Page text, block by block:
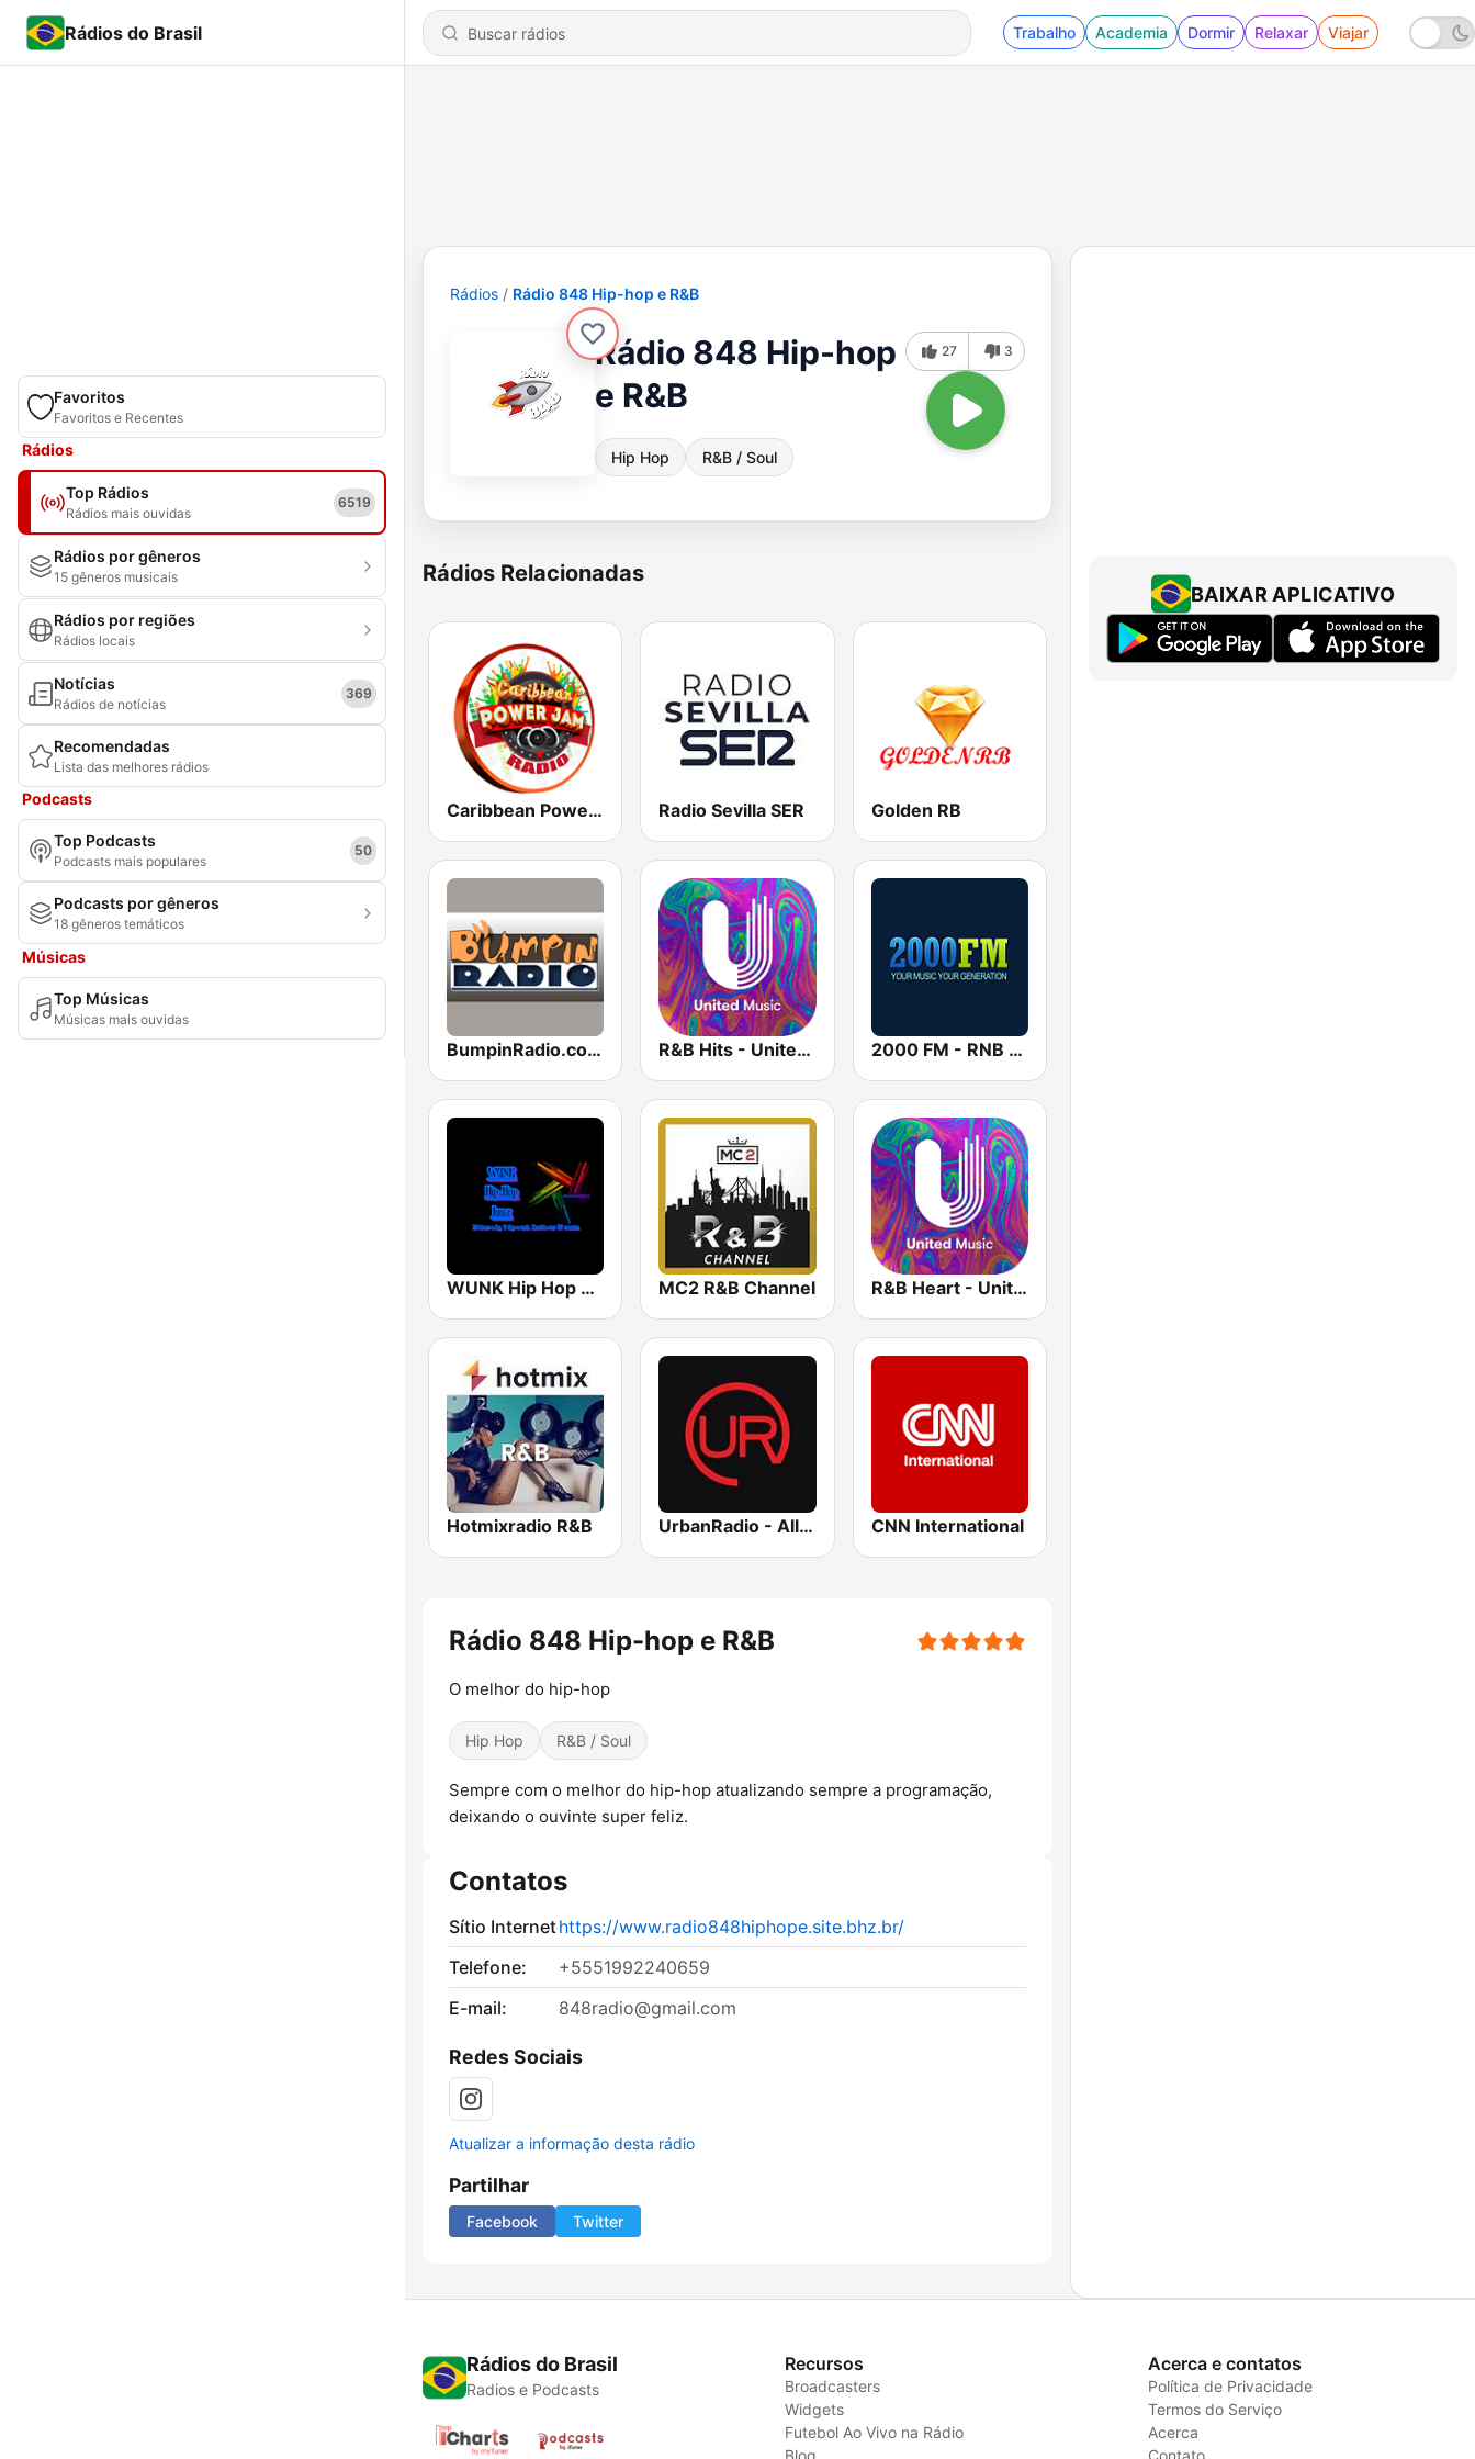
Rádios do Brasil Trabalho Academia Dormir Relaxar Viajar
Favoritos
Favoritos e Recentes
Rádios
Top Rádios
Rádios mais ouvidas
6519
Rádios por gêneros
15 gêneros musicais
Rádios por regiões
Rádios locais
Notícias
Rádios de notícias
369
Recomendadas
Lista das melhores rádios
Podcasts
Top Podcasts
Podcasts mais populares
50
Podcasts por gêneros
18 gêneros temáticos
Músicas
Top Músicas
Músicas mais ouvidas
Rádios Rádio 848 Hip-hop e R&B
Rádio 848 Hip-hop
e R&B
Hip Hop R&B / Soul
27 3
Rádios Relacionadas
Caribbean Power Jam Radio Radio Sevilla SER Golden RB
BumpinRadio.com - Hip Hop and R&B R&B Hits - United Music 2000 FM - RNB and Hip Hop
WUNK Hip Hop Jamz MC2 R&B Channel R&B Heart - United Music
Hotmixradio R&B UrbanRadio - All The Hip Hop Hits CNN International
Rádio 848 Hip-hop e R&B
O melhor do hip-hop
Hip Hop R&B / Soul
Sempre com o melhor do hip-hop atualizando sempre a programação,
deixando o ouvinte super feliz.
Contatos
Sítio Internethttps://www.radio848hiphope.site.bhz.br/
Telefone:
+5551992240659
E-mail:
848radio@gmail.com
Redes Sociais
Atualizar a informação desta rádio
Partilhar
Facebook Twitter
BAIXAR APLICATIVO
Rádios do Brasil
Radios e Podcasts
Recursos
Broadcasters
Widgets
Futebol Ao Vivo na Rádio
Acerca e contatos
Política de Privacidade
Termos do Serviço
Acerca